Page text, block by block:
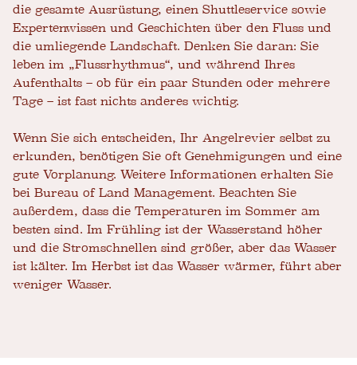
die gesamte Ausrüstung, einen Shuttleservice sowie
Expertenwissen und Geschichten über den Fluss und
die umliegende Landschaft. Denken Sie daran: Sie
leben im „Flussrhythmus“, und während Ihres
Aufenthalts – ob für ein paar Stunden oder mehrere
Tage – ist fast nichts anderes wichtig.
Wenn Sie sich entscheiden, Ihr Angelrevier selbst zu
erkunden, benötigen Sie oft Genehmigungen und eine
gute Vorplanung. Weitere Informationen erhalten Sie
bei Bureau of Land Management. Beachten Sie
außerdem, dass die Temperaturen im Sommer am
besten sind. Im Frühling ist der Wasserstand höher
und die Stromschnellen sind größer, aber das Wasser
ist kälter. Im Herbst ist das Wasser wärmer, führt aber
weniger Wasser.